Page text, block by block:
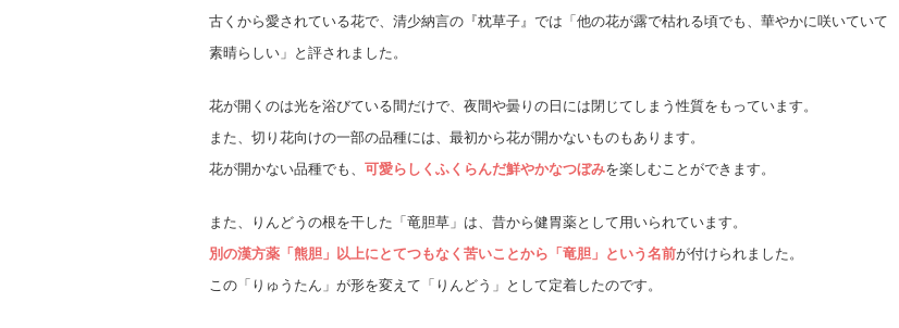
古くから愛されている花で、清少納言の『枕草子』では「他の花が露で枯れる頃でも、華やかに咲いていて
素晴らしい」と評されました。
花が開くのは光を浴びている間だけで、夜間や曇りの日には閉じてしまう性質をもっています。
また、切り花向けの一部の品種には、最初から花が開かないものもあります。
花が開かない品種でも、 可愛らしくふくらんだ鮮やかなつぼみを楽しむことができます。
また、りんどうの根を干した「竜胆草」は、昔から健胃薬として用いられています。
別の漢方薬「熊胆」以上にとてつもなく苦いことから「竜胆」という名前が付けられました。
この「りゅうたん」が形を変えて「りんどう」として定着したのです。